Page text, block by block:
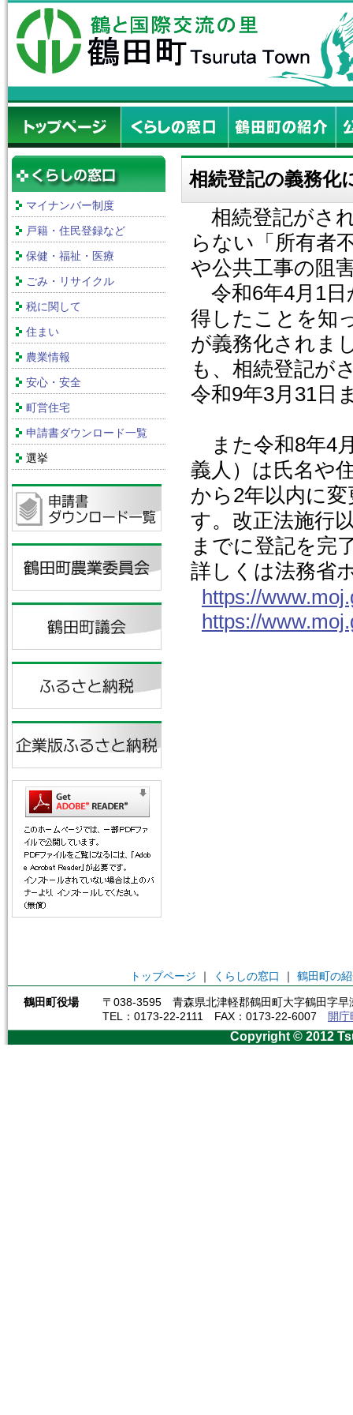
マイナンバー制度
戸籍・住民登録など
保健・福祉・医療
ごみ・リサイクル
税に関して
住まい
農業情報
安心・安全
町営住宅
申請書ダウンロード一覧
選挙
相続登記の義務化
相続登記がさ
らない「所有者
や公共工事の阻
令和6年4月1日
得したことを知
が義務化されま
も、相続登記が
令和9年3月31日
また令和8年4
義人）は氏名や
から2年以内に
す。改正法施行
までに登記を完
詳しくは法務省
https://
https://
トップページ ｜ くらしの窓口 ｜ 鶴田町の
鶴田町役場
〒038-3595 青森県北津軽郡鶴田町大字鶴田字早
TEL：0173-22-2111 FAX：0173-22-6007
開
Copyright © 2012